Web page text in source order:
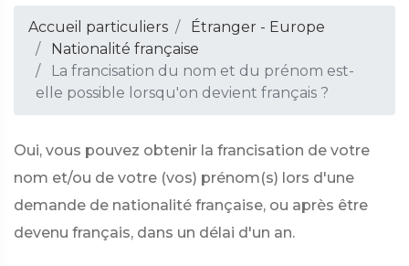
Accueil particuliers
Étranger - Europe
Nationalité française
La francisation du nom et du prénom est-
elle possible lorsqu'on devient français ?
Oui, vous pouvez obtenir la francisation de votre
nom et/ou de votre (vos) prénom(s) lors d'une
demande de nationalité française, ou après être
devenu français, dans un délai d'un an.